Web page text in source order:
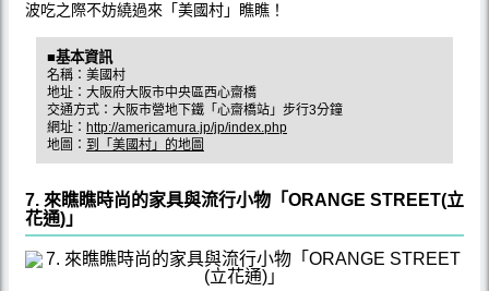
波吃之際不妨繞過來「美國村」瞧瞧！
■基本資訊
名稱：美國村
地址：大阪府大阪市中央區西心齋橋
交通方式：大阪市營地下鐵「心齋橋站」步行3分鐘
網址： http://americamura.jp/jp/index.php
地圖： 到「美國村」的地圖
7. 來瞧瞧時尚的家具與流行小物「ORANGE STREET(立
花通)」